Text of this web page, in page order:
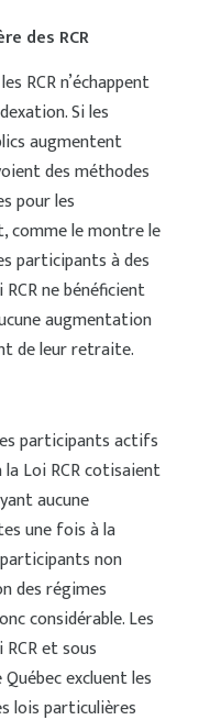
des RCR
RCR n’échappent
Si les
augmentent
des méthodes
pour les
comme le montre le
participants à des
ne bénéficient
augmentation
de leur retraite.
participants actifs
Loi RCR cotisaient
aucune
une fois à la
non
des régimes
considérable. Les
et sous
excluent les
lois particulières